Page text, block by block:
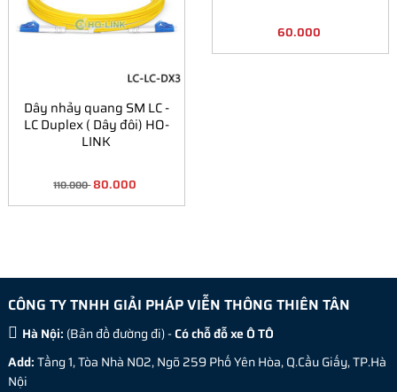
Dây nhảy quang SM LC -
LC Duplex ( Dây đôi) HO-
LINK
110.00080.000
60.000
CÔNG TY TNHH GIẢI PHÁP VIỄN THÔNG THIÊN TÂN
Hà Nội: (Bản đồ đường đi) -Có chỗ đỗ xe Ô TÔ
Add:Tầng 1, Tòa Nhà N02, Ngõ 259 Phố Yên Hòa, Q.Cầu Giấy, TP.Hà
Nội